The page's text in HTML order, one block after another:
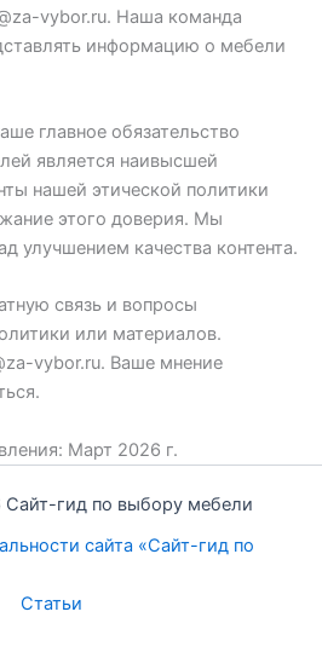
vybor.ru. Наша команда
информацию о мебели
главное обязательство
является наивысшей
нашей этической политики
этого доверия. Мы
улучшением качества контента.
связь и вопросы
или материалов.
vybor.ru. Ваше мнение
Март 2026 г.
гид по выбору мебели
сайта «Сайт-гид по
Статьи